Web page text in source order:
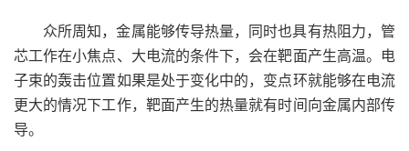
众所周知，金属能够传导热量，同时也具有热阻力，管
芯工作在小焦点、大电流的条件下，会在靶面产生高温。电
子束的轰击位置如果是处于变化中的，变点环就能够在电流
更大的情况下工作，靶面产生的热量就有时间向金属内部传
导。